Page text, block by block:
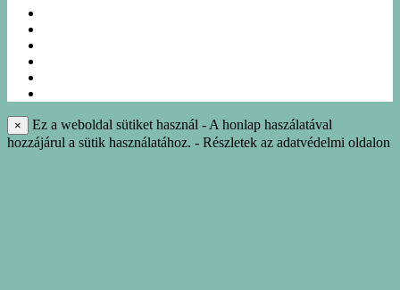
×
Ez a weboldal sütiket használ - A honlap haszálatával
hozzájárul a sütik használatához. - Részletek az adatvédelmi oldalon